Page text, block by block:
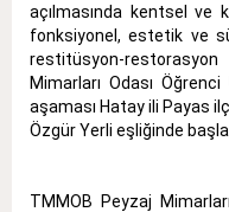
açılmasında kentsel ve
fonksiyonel, estetik ve
restitüsyon-
Mimarları Odası
aşaması Hatay ili Payas
Özgür Yerli eşliğinde
TMMOB Peyzaj